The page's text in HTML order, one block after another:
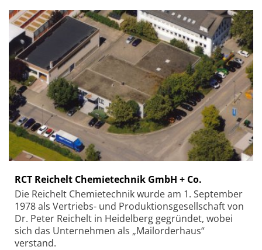
RCT Reichelt Chemietechnik GmbH + Co.
Die Reichelt Chemietechnik wurde am 1. September
1978 als Vertriebs- und Produktionsgesellschaft von
Dr. Peter Reichelt in Heidelberg gegründet, wobei
sich das Unternehmen als „Mailorderhaus“
verstand.